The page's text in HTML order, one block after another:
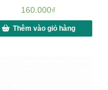
160.000₫
Thêm vào giỏ hàng